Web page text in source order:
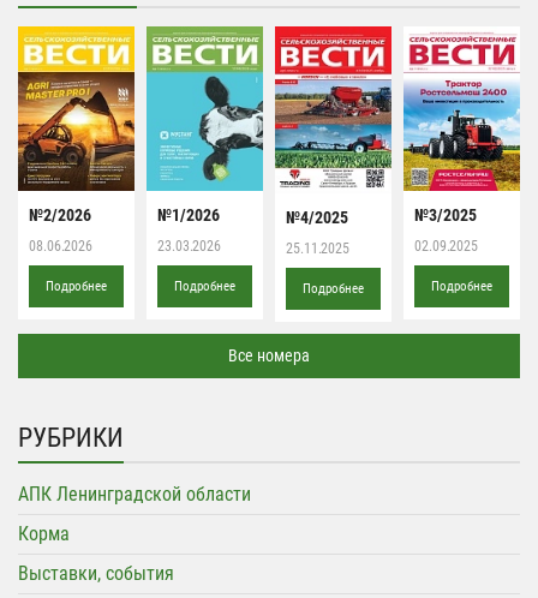
№2/2026
08.06.2026
Подробнее
№1/2026
23.03.2026
Подробнее
№4/2025
25.11.2025
Подробнее
№3/2025
02.09.2025
Подробнее
Все номера
РУБРИКИ
АПК Ленинградской области
Корма
Выставки, события